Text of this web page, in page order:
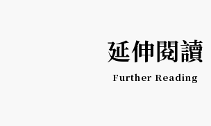
延伸閱讀
Further Reading